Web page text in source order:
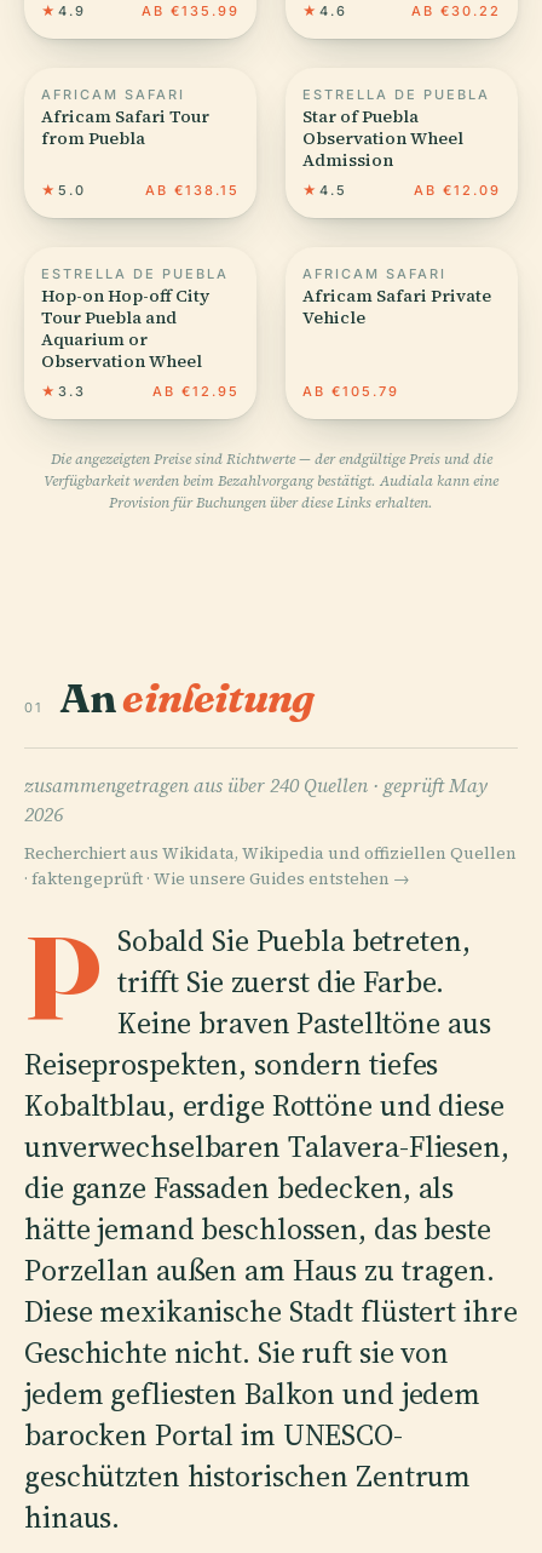
★ 4.9 AB €135.99 ★ 4.6 AB €30.22
AFRICAM SAFARI
Africam Safari Tour
from Puebla
★ 5.0 AB €138.15
ESTRELLA DE PUEBLA
Star of Puebla
Observation Wheel
Admission
★ 4.5 AB €12.09
ESTRELLA DE PUEBLA
Hop-on Hop-off City
Tour Puebla and
Aquarium or
Observation Wheel
★ 3.3 AB €12.95
AFRICAM SAFARI
Africam Safari Private
Vehicle
AB €105.79
Die angezeigten Preise sind Richtwerte — der endgültige Preis und die
Verfügbarkeit werden beim Bezahlvorgang bestätigt. Audiala kann eine
Provision für Buchungen über diese Links erhalten.
01 Aneinleitung
zusammengetragen aus über 240 Quellen · geprüft May
2026
Recherchiert aus Wikidata, Wikipedia und offiziellen Quellen
· faktengeprüft · Wie unsere Guides entstehen →
P Sobald Sie Puebla betreten,
trifft Sie zuerst die Farbe.
Keine braven Pastelltöne aus
Reiseprospekten, sondern tiefes
Kobaltblau, erdige Rottöne und diese
unverwechselbaren Talavera-Fliesen,
die ganze Fassaden bedecken, als
hätte jemand beschlossen, das beste
Porzellan außen am Haus zu tragen.
Diese mexikanische Stadt flüstert ihre
Geschichte nicht. Sie ruft sie von
jedem gefliesten Balkon und jedem
barocken Portal im UNESCO-
geschützten historischen Zentrum
hinaus.